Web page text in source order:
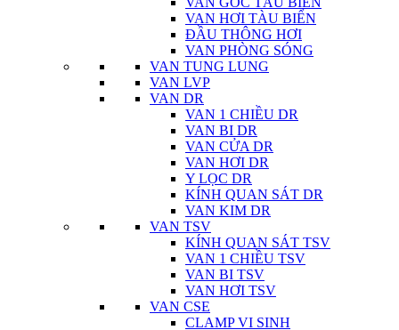
VAN HƠI TÀU BIỂN
ĐẦU THÔNG HƠI
VAN PHÒNG SÓNG
VAN TUNG LUNG
VAN LVP
VAN DR
VAN 1 CHIỀU DR
VAN BI DR
VAN CỬA DR
VAN HƠI DR
Y LỌC DR
KÍNH QUAN SÁT DR
VAN KIM DR
VAN TSV
KÍNH QUAN SÁT TSV
VAN 1 CHIỀU TSV
VAN BI TSV
VAN HƠI TSV
VAN CSE
CLAMP VI SINH